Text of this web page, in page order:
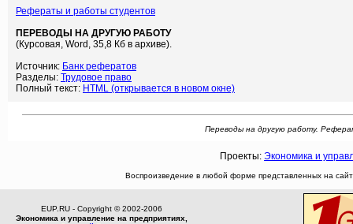
Рефераты и работы студентов
ПЕРЕВОДЫ НА ДРУГУЮ РАБОТУ
(Курсовая, Word, 35,8 Кб в архиве).
Источник: Банк рефератов
Разделы: Трудовое право
Полный текст: HTML (открывается в новом окне)
Переводы на другую работу.
Проекты: Экономика и
Воспроизведение в любой форме представленных на
EUP.RU - Copyright © 2002-2006
Экономика и управление на предприятиях,